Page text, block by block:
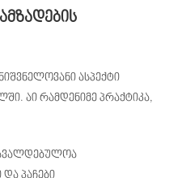
ასპექტი
აი რამდენიმე პრაქტიკა,
პაჩები